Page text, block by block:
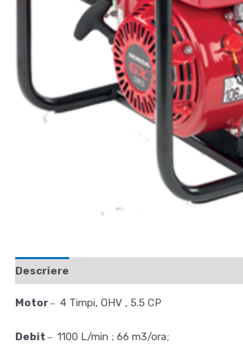
Descriere
Motor – 4 Timpi, OHV , 5.5 CP
Debit – 1100 L/min ; 66 m3/ora;